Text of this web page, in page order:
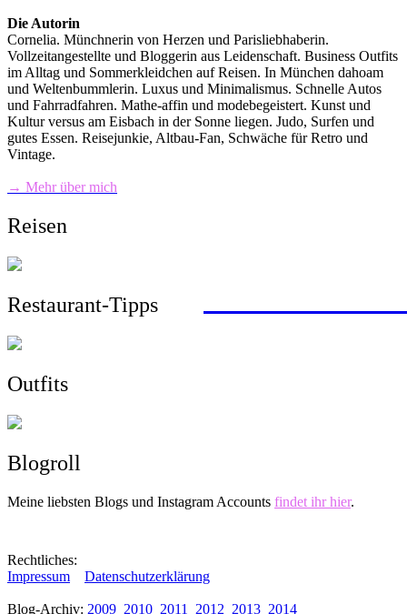
Die Autorin
Cornelia. Münchnerin von Herzen und Parisliebhaberin.
Vollzeitangestellte und Bloggerin aus Leidenschaft. Business Outfits
im Alltag und Sommerkleidchen auf Reisen. In München dahoam
und Weltenbummlerin. Luxus und Minimalismus. Schnelle Autos
und Fahrradfahren. Mathe-affin und modebegeistert. Kunst und
Kultur versus am Eisbach in der Sonne liegen. Judo, Surfen und
gutes Essen. Reisejunkie, Altbau-Fan, Schwäche für Retro und
Vintage.
→ Mehr über mich
Reisen
Restaurant-Tipps
Outfits
Blogroll
Meine liebsten Blogs und Instagram Accounts findet ihr hier.
Rechtliches:
Impressum
Datenschutzerklärung
Blog-Archiv: 2009 2010 2011 2012 2013 2014